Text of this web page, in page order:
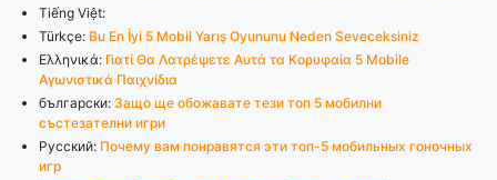
Tiếng Việt:
Türkçe: Bu En İyi 5 Mobil Yarış Oyununu Neden Seveceksiniz
Ελληνικά: Γιατί Θα Λατρέψετε Αυτά τα Κορυφαία 5 Mobile
Αγωνιστικά Παιχνίδια
български: Защо ще обожавате тези топ 5 мобилни
състезателни игри
Русский: Почему вам понравятся эти топ-5 мобильных гоночных
игр